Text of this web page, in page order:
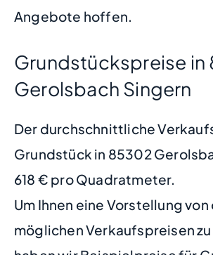
Angebote hoffen.
Grundstückspreise in
Gerolsbach Singern
Der durchschnittliche
Grundstück in 85302
618 € pro Quadratmeter.
Um Ihnen eine Vorstellung von
möglichen Verkaufspreisen